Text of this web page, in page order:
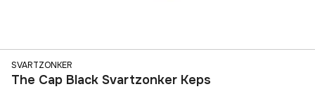
SVARTZONKER
The Cap Black Svartzonker Keps